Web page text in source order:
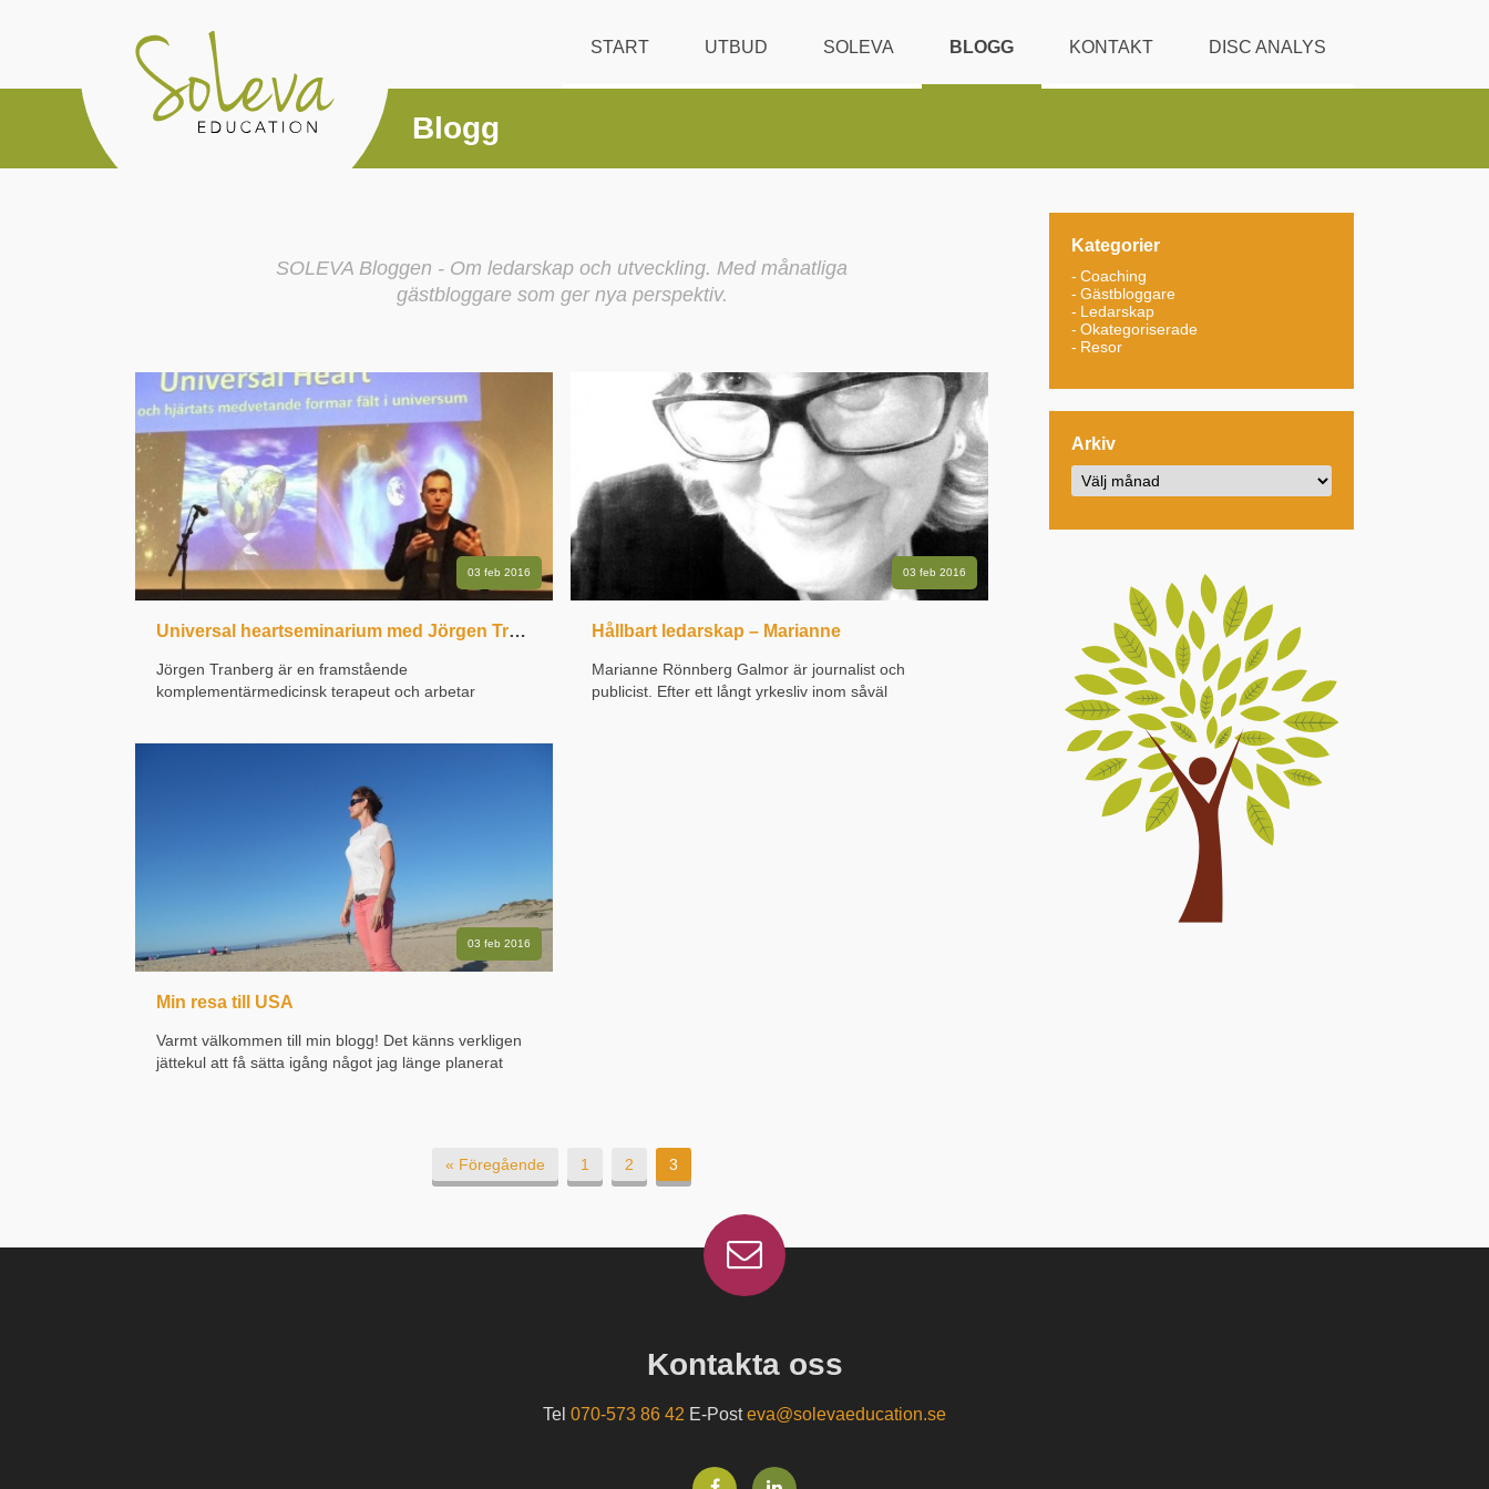
START UTBUD SOLEVA BLOGG KONTAKT DISC ANALYS
Blogg
SOLEVA Bloggen - Om ledarskap och utveckling. Med månatliga
gästbloggare som ger nya perspektiv.
03 feb 2016
Universal heartseminarium med Jörgen Tranberg
Jörgen Tranberg är en framstående
komplementärmedicinsk terapeut och arbetar
03 feb 2016
Min resa till USA
Varmt välkommen till min blogg! Det känns verkligen
jättekul att få sätta igång något jag länge planerat
03 feb 2016
Hållbart ledarskap – Marianne
Marianne Rönnberg Galmor är journalist och
publicist. Efter ett långt yrkesliv inom såväl
« Föregående 1 2 3
Kategorier
Coaching
Gästbloggare
Ledarskap
Okategoriserade
Resor
Arkiv
Kontakta oss
Tel 070-573 86 42 E-Posteva@solevaeducation.se